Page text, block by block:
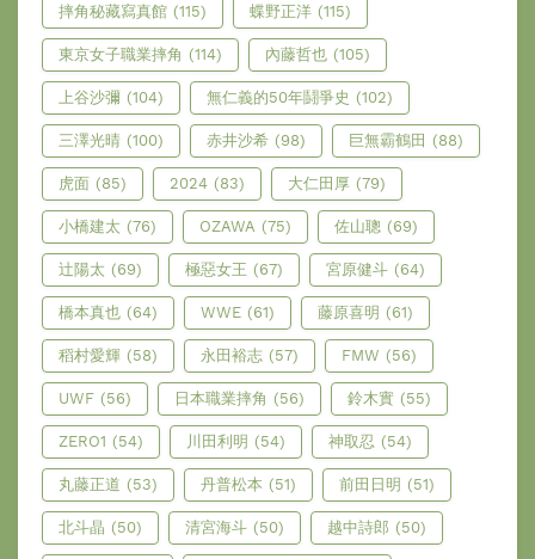
摔角秘藏寫真館 (115) 蝶野正洋 (115)
東京女子職業摔角 (114) 內藤哲也 (105)
上谷沙彌 (104) 無仁義的50年鬪爭史 (102)
三澤光晴 (100) 赤井沙希 (98) 巨無霸鶴田 (88)
虎面 (85) 2024 (83) 大仁田厚 (79)
小橋建太 (76) OZAWA (75) 佐山聰 (69)
辻陽太 (69) 極惡女王 (67) 宮原健斗 (64)
橋本真也 (64) WWE (61) 藤原喜明 (61)
稻村愛輝 (58) 永田裕志 (57) FMW (56)
UWF (56) 日本職業摔角 (56) 鈴木實 (55)
ZERO1 (54) 川田利明 (54) 神取忍 (54)
丸藤正道 (53) 丹普松本 (51) 前田日明 (51)
北斗晶 (50) 清宮海斗 (50) 越中詩郎 (50)